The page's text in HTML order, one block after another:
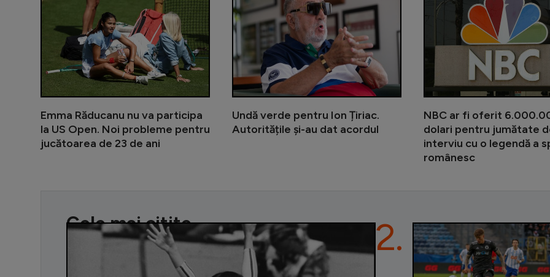
Emma Răducanu nu va participa
la US Open. Noi probleme pentru
jucătoarea de 23 de ani
Undă verde pentru Ion Țiriac.
Autoritățile și-au dat acordul
NBC ar fi oferit
dolari pentru jumătate
interviu cu o legendă a
românesc
Cele mai citite 2.